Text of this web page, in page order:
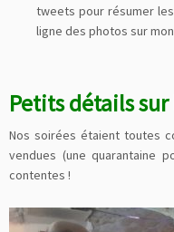
tweets pour résumer
ligne des photos sur
Petits détails sur
Nos soirées étaient toutes
vendues (une quarantaine
contentes !